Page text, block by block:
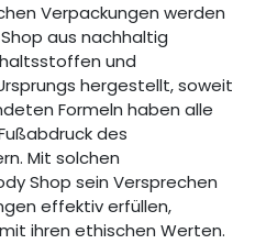
Verpackungen werden
aus nachhaltig
und
hergestellt, soweit
Formeln haben alle
des
Mit solchen
Shop sein Versprechen
effektiv erfüllen,
ihren ethischen Werten.